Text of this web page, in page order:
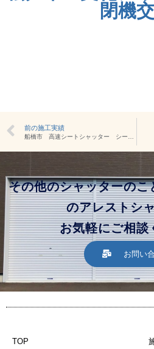
閉機
前の施工実績
その他のシャッターの
のアレストシ
お気軽にご相談
お問い
TOP